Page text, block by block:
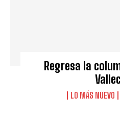
Regresa la
LO MÁS NUEVO